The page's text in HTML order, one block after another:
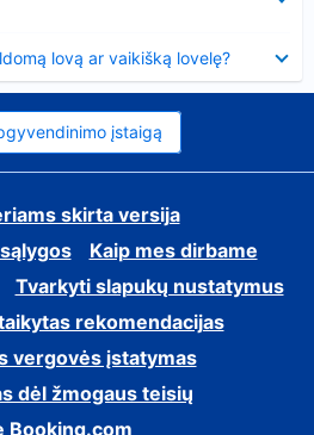
lovą ar vaikišką lovelę?
įstaigą
skirta versija
Kaip mes dirbame
Tvarkyti slapukų nustatymus
rekomendacijas
vergovės įstatymas
dėl žmogaus teisių
Booking.com